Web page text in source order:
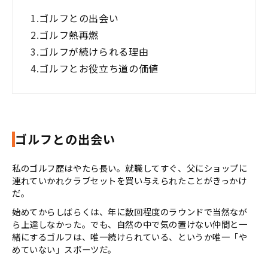
1.ゴルフとの出会い
2.ゴルフ熱再燃
3.ゴルフが続けられる理由
4.ゴルフとお役立ち道の価値
ゴルフとの出会い
私のゴルフ歴はやたら長い。就職してすぐ、父にショップに
連れていかれクラブセットを買い与えられたことがきっかけ
だ。
始めてからしばらくは、年に数回程度のラウンドで当然なが
ら上達しなかった。でも、自然の中で気の置けない仲間と一
緒にするゴルフは、唯一続けられている、というか唯一「や
めていない」スポーツだ。